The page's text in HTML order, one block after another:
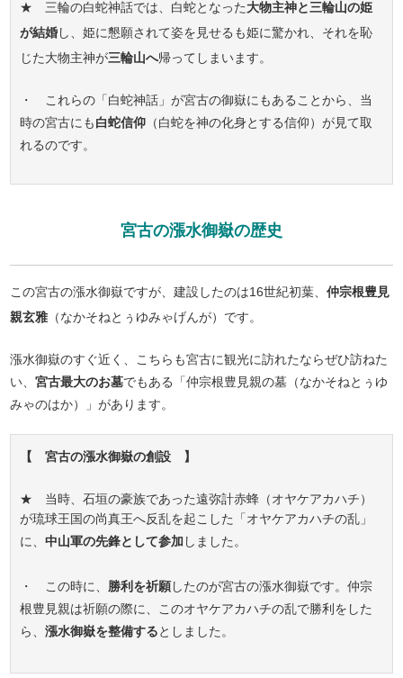
★ 三輪の白蛇神話では、白蛇となった大物主神と三輪山の姫
が結婚し、姫に懇願されて姿を見せるも姫に驚かれ、それを恥
じた大物主神が三輪山へ帰ってしまいます。
・ これらの「白蛇神話」が宮古の御嶽にもあることから、当
時の宮古にも白蛇信仰 （白蛇を神の化身とする信仰）が見て取
れるのです。
宮古の漲水御嶽の歴史
この宮古の漲水御嶽ですが、建設したのは16世紀初葉、仲宗根豊見
親玄雅（なかそねとぅゆみゃげんが）です。
漲水御嶽のすぐ近く、こちらも宮古に観光に訪れたならぜひ訪ねた
い、宮古最大のお墓でもある「仲宗根豊見親の墓（なかそねとぅゆ
みゃのはか）」があります。
【 宮古の漲水御嶽の創設 】
★ 当時、石垣の豪族であった遠弥計赤蜂（オヤケアカハチ）
が琉球王国の尚真王へ反乱を起こした「オヤケアカハチの乱」
に、中山軍の先鋒として参加 しました。
・ この時に、 勝利を祈願したのが宮古の漲水御嶽です。仲宗
根豊見親は祈願の際に、このオヤケアカハチの乱で勝利をした
ら、漲水御嶽を整備するとしました。